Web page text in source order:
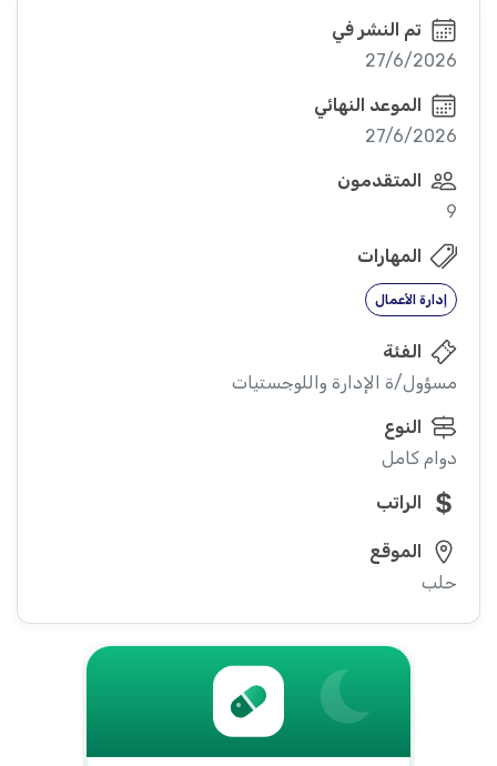
تم النشر في
27/6/2026
الموعد النهائي
27/6/2026
المتقدمون
9
المهارات
إدارة الأعمال
الفئة
مسؤول/ة الإدارة واللوجستيات
النوع
دوام كامل
الراتب
الموقع
حلب